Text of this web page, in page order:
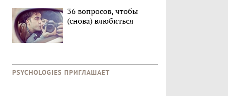
36 вопросов, чтобы
(снова) влюбиться
PSYCHOLOGIES ПРИГЛАШАЕТ